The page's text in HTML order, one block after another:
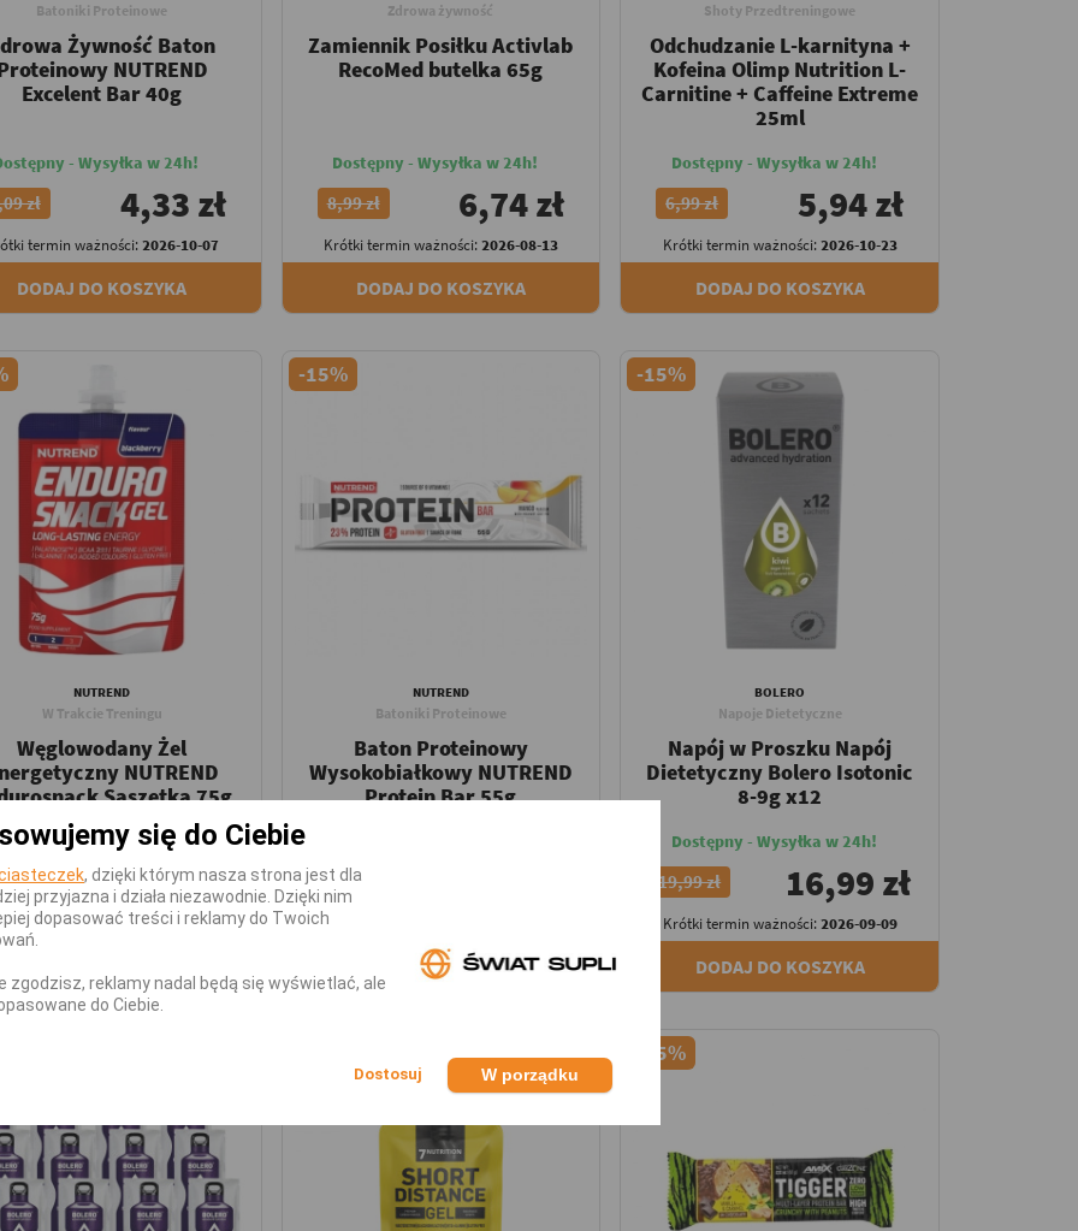
Batoniki Proteinowe
Żywność Baton
NUTREND
Excelent Bar 40g
- Wysyłka w 24h!
zł 4,33 zł
termin ważności:2026-10-07
DODAJ DO KOSZYKA
Zdrowa żywność
Zamiennik Posiłku Activlab
RecoMed butelka 65g
Dostępny - Wysyłka w 24h!
8,99 zł 6,74 zł
Krótki termin ważności:2026-08-13
DODAJ DO KOSZYKA
Shoty Przedtreningowe
Odchudzanie L-karnityna +
Kofeina Olimp Nutrition L-
Carnitine + Caffeine Extreme
25ml
Dostępny - Wysyłka w 24h!
6,99 zł 5,94 zł
Krótki termin ważności:2026-10-23
DODAJ DO KOSZYKA
NUTREND
W Trakcie Treningu
Węglowodany Żel
NUTREND
Saszetka 75g
- Wysyłka w 24h!
zł 5,43 zł
termin ważności:2026-09-21
-15%
NUTREND
Batoniki Proteinowe
Baton Proteinowy
Wysokobiałkowy NUTREND
Protein Bar 55g
5,99 zł
Krótki termin ważności:
DODAJ DO KOSZYKA
-15%
BOLERO
Napoje Dietetyczne
Napój w Proszku Napój
Dietetyczny Bolero Isotonic
8-9g x12
Dostępny - Wysyłka w 24h!
19,99 zł 16,99 zł
Krótki termin ważności:2026-09-09
DODAJ DO KOSZYKA
-25%
się do Ciebie
, dzięki którym nasza strona jest dla
przyjazna i działa niezawodnie. Dzięki nim
dopasować treści i reklamy do Twoich
zgodzisz, reklamy nadal będą się wyświetlać, ale
do Ciebie.
W porządku